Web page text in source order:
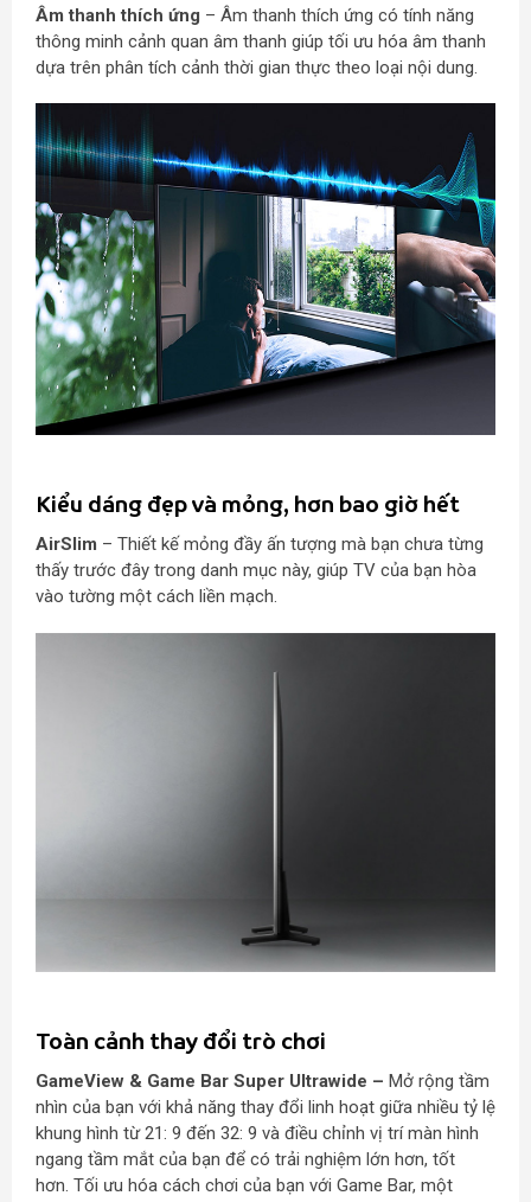
Âm thanh thích ứng – Âm thanh thích ứng có tính năng
thông minh cảnh quan âm thanh giúp tối ưu hóa âm thanh
dựa trên phân tích cảnh thời gian thực theo loại nội dung.
Kiểu dáng đẹp và mỏng, hơn bao giờ hết
AirSlim – Thiết kế mỏng đầy ấn tượng mà bạn chưa từng
thấy trước đây trong danh mục này, giúp TV của bạn hòa
vào tường một cách liền mạch.
Toàn cảnh thay đổi trò chơi
GameView & Game Bar Super Ultrawide – Mở rộng tầm
nhìn của bạn với khả năng thay đổi linh hoạt giữa nhiều tỷ lệ
khung hình từ 21: 9 đến 32: 9 và điều chỉnh vị trí màn hình
ngang tầm mắt của bạn để có trải nghiệm lớn hơn, tốt
hơn. Tối ưu hóa cách chơi của bạn với Game Bar, một